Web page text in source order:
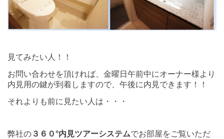
見てみたい人！！
お問い合わせを頂ければ、金曜日午前中にオーナー様より
内見用の鍵が到着しますので、午後に内見できます！！
それよりも前に見たい人は・・・
弊社の ３６０°内見ツアーシステムでお部屋をご覧いただ